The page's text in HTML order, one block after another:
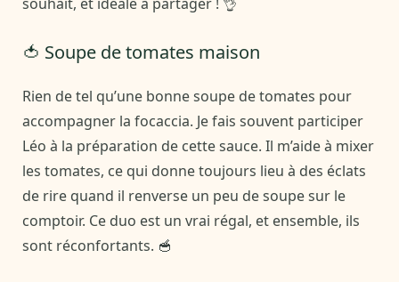
🍅 Soupe de tomates maison
Rien de tel qu’une bonne soupe de tomates pour
accompagner la focaccia. Je fais souvent participer
Léo à la préparation de cette sauce. Il m’aide à mixer
les tomates, ce qui donne toujours lieu à des éclats
de rire quand il renverse un peu de soupe sur le
comptoir. Ce duo est un vrai régal, et ensemble, ils
sont réconfortants. 🥣